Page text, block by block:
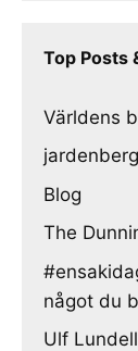
Top Posts
Världens
Blog
The
något du
Ulf